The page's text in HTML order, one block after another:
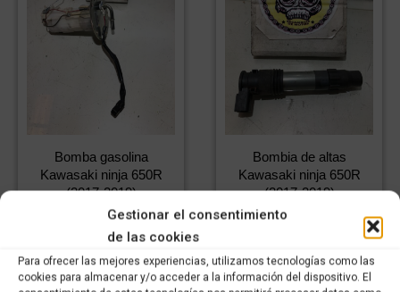
Gestionar el consentimiento
de las cookies
Para ofrecer las mejores experiencias, utilizamos tecnologías como las
cookies para almacenar y/o acceder a la información del dispositivo. El
Bomba gasolina
Kawasaki ninja 650R
(2017-2019)
€ IVA
245,00€ IVA
Bombia de altas
Kawasaki ninja 650R
(2017-2019)
64,99